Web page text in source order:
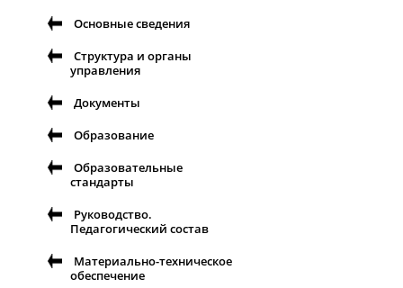
Основные сведения
Структура и органы
управления
Документы
Образование
Образовательные
стандарты
Руководство.
Педагогический состав
Материально-техническое
обеспечение